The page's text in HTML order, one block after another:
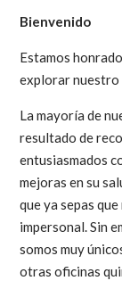
Bienvenido
Estamos
explorar nuestro
La mayoría de
resultado de
entusiasmados
mejoras en su
que ya sepas
impersonal. Sin
somos muy
otras oficinas